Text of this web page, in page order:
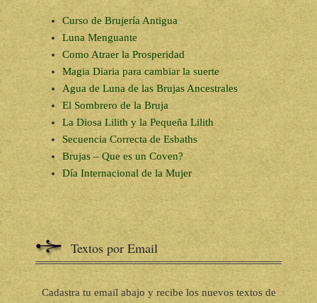
Curso de Brujería Antigua
Luna Menguante
Como Atraer la Prosperidad
Magia Diaria para cambiar la suerte
Agua de Luna de las Brujas Ancestrales
El Sombrero de la Bruja
La Diosa Lilith y la Pequeña Lilith
Secuencia Correcta de Esbaths
Brujas – Que es un Coven?
Día Internacional de la Mujer
Textos por Email
Cadastra tu email abajo y recibe los nuevos textos de